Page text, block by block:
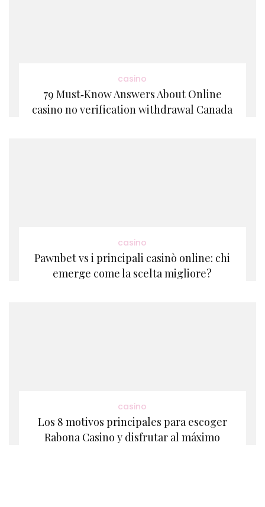
casino
79 Must‑Know Answers About Online
casino no verification withdrawal Canada
casino
Pawnbet vs i principali casinò online: chi
emerge come la scelta migliore?
casino
Los 8 motivos principales para escoger
Rabona Casino y disfrutar al máximo